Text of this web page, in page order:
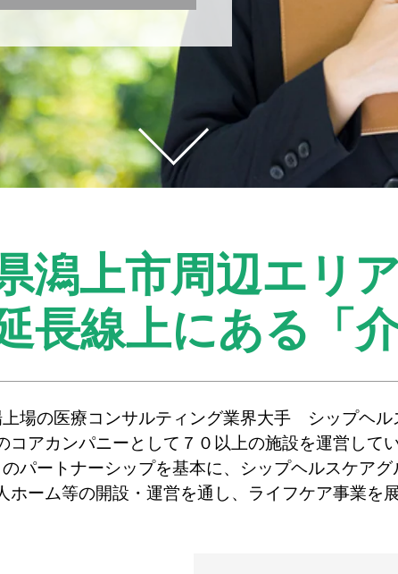
潟上市周辺エリ
長線上にある 「
場の医療コンサルティング業界大手 シップヘ
コアカンパニーとして７０以上の施設を運営してい
パートナーシップを基本に、シップヘルスケア
ホーム等の開設・運営を通し、ライフケア事業を